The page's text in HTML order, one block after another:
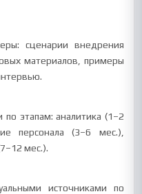
сценарии внедрения
материалов, примеры
этапам: аналитика (1–2
персонала (3–6 мес.),
мес.).
источниками по